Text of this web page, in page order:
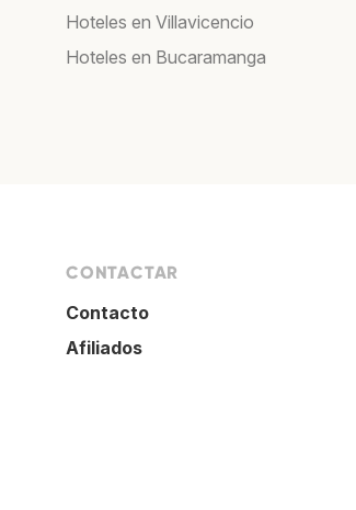
Hoteles en Villavicencio
Hoteles en Bucaramanga
CONTACTAR
Contacto
Afiliados